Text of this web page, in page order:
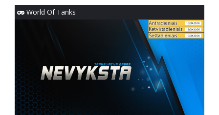
World Of Tanks